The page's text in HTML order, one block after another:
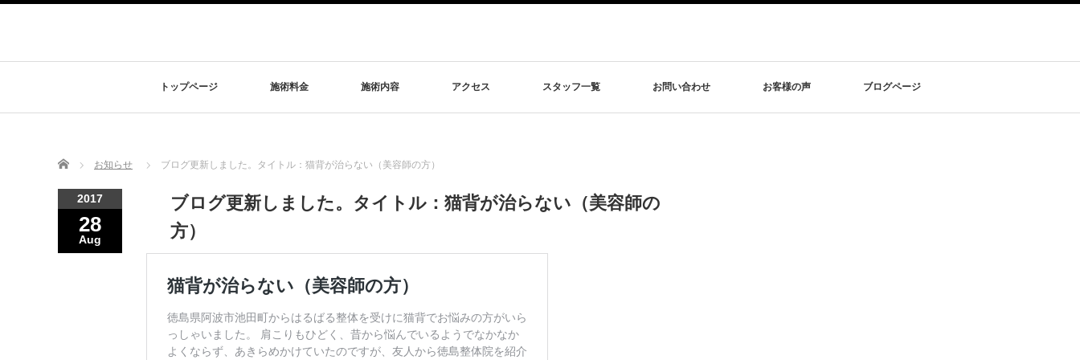
トップページ 施術料金 施術内容 アクセス スタッフ一覧 お問い合わせ お客様の声 ブログページ
Home お知らせ ブログ更新しました。タイトル：猫背が治らない（美容師の方）
2017
28
Aug
ブログ更新しました。タイトル：猫背が治らない（美容師の
方）